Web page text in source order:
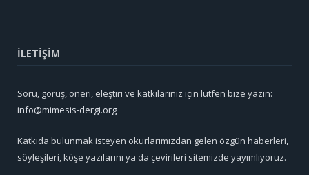
İLETİŞİM
Soru, görüş, öneri, eleştiri ve katkılarınız için lütfen bize yazın:
info@mimesis-dergi.org
Katkıda bulunmak isteyen okurlarımızdan gelen özgün haberleri,
söyleşileri, köşe yazılarını ya da çevirileri sitemizde yayımlıyoruz.